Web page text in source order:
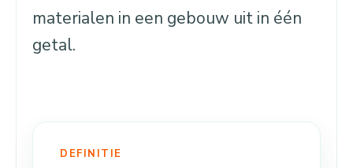
materialen in een gebouw uit in één
getal.
DEFINITIE